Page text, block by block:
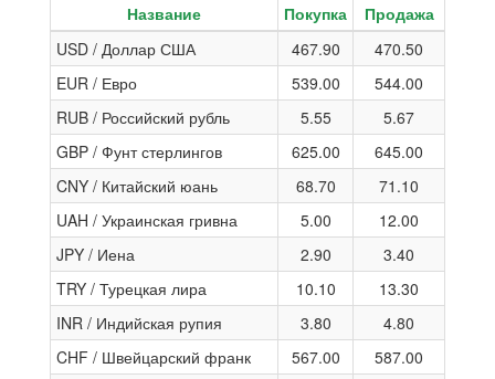
Название Покупка
Продажа
USD / Доллар США
467.90
470.50
EUR / Евро
539.00
544.00
RUB / Российский рубль
5.55
5.67
GBP / Фунт стерлингов
625.00
645.00
CNY / Китайский юань
68.70
71.10
UAH / Украинская гривна
5.00
12.00
JPY / Иена
2.90
3.40
TRY / Турецкая лира
10.10
13.30
INR / Индийская рупия
3.80
4.80
CHF / Швейцарский франк
567.00
587.00